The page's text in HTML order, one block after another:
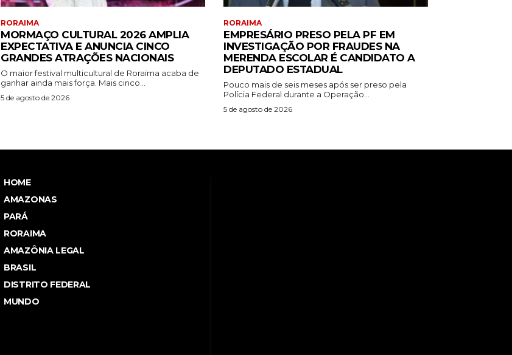
RORAIMA
MORMAÇO CULTURAL 2026 AMPLIA
EXPECTATIVA E ANUNCIA CINCO
GRANDES ATRAÇÕES NACIONAIS
O maior festival multicultural de Roraima acaba de
ganhar ainda mais força. Mais cinco...
5 de agosto de 2026
RORAIMA
EMPRESÁRIO PRESO PELA PF EM
INVESTIGAÇÃO POR FRAUDES NA
MERENDA ESCOLAR É CANDIDATO A
DEPUTADO ESTADUAL
Pouco mais de seis meses após ser preso pela
Polícia Federal durante a Operação...
5 de agosto de 2026
HOME
AMAZONAS
PARÁ
RORAIMA
AMAZÔNIA LEGAL
BRASIL
DISTRITO FEDERAL
MUNDO